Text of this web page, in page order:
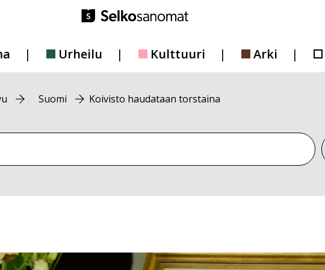
Urheilu Kulttuuri Arki
Suomi Koivisto haudataan torstaina